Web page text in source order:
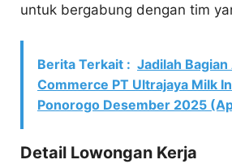
untuk bergabung dengan tim
Berita Terkait : Jadilah
Commerce PT Ultrajaya Milk
Ponorogo Desember 2025
Detail Lowongan Kerja